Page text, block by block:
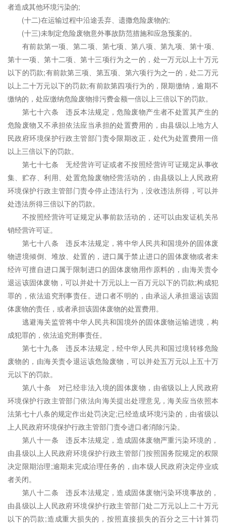
者造成其他环境污染的;
(十二)在运输过程中沿途丢弃、遗撒危险废物的;
(十三)未制定危险废物意外事故防范措施和应急预案的。
有前款第一项、第二项、第七项、第八项、第九项、第十项、
第十一项、第十二项、第十三项行为之一的，处一万元以上十万元
以下的罚款;有前款第三项、第五项、第六项行为之一的，处二万元
以上二十万元以下的罚款;有前款第四项行为的，限期缴纳，逾期不
缴纳的，处应缴纳危险废物排污费金额一倍以上三倍以下的罚款。
第七十六条 违反本法规定，危险废物产生者不处置其产生的
危险废物又不承担依法应当承担的处置费用的，由县级以上地方人
民政府环境保护行政主管部门责令限期改正，处代为处置费用一倍
以上三倍以下的罚款。
第七十七条 无经营许可证或者不按照经营许可证规定从事收
集、贮存、利用、处置危险废物经营活动的，由县级以上人民政府
环境保护行政主管部门责令停止违法行为，没收违法所得，可以并
处违法所得三倍以下的罚款。
不按照经营许可证规定从事前款活动的，还可以由发证机关吊
销经营许可证。
第七十八条 违反本法规定，将中华人民共和国境外的固体废
物进境倾倒、堆放、处置的，进口属于禁止进口的固体废物或者未
经许可擅自进口属于限制进口的固体废物用作原料的，由海关责令
退运该固体废物，可以并处十万元以上一百万元以下的罚款;构成犯
罪的，依法追究刑事责任。进口者不明的，由承运人承担退运该固
体废物的责任，或者承担该固体废物的处置费用。
逃避海关监管将中华人民共和国境外的固体废物运输进境，构
成犯罪的，依法追究刑事责任。
第七十九条 违反本法规定，经中华人民共和国过境转移危险
废物的，由海关责令退运该危险废物，可以并处五万元以上五十万
元以下的罚款。
第八十条 对已经非法入境的固体废物，由省级以上人民政府
环境保护行政主管部门依法向海关提出处理意见，海关应当依照本
法第七十八条的规定作出处罚决定;已经造成环境污染的，由省级以
上人民政府环境保护行政主管部门责令进口者消除污染。
第八十一条 违反本法规定，造成固体废物严重污染环境的，
由县级以上人民政府环境保护行政主管部门按照国务院规定的权限
决定限期治理;逾期未完成治理任务的，由本级人民政府决定停业或
者关闭。
第八十二条 违反本法规定，造成固体废物污染环境事故的，
由县级以上人民政府环境保护行政主管部门处二万元以上二十万元
以下的罚款;造成重大损失的，按照直接损失的百分之三十计算罚